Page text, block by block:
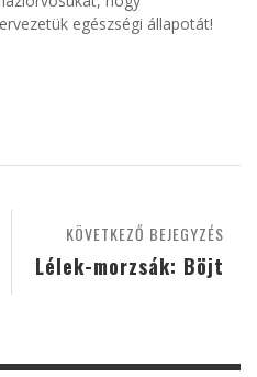
egészségi állapotát!
KÖVETKEZŐ BEJEGYZÉS
Lélek-morzsák: Böjt